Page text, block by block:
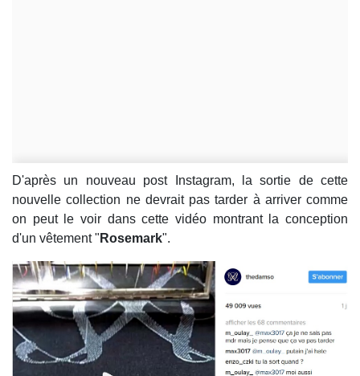
D'après un nouveau post Instagram, la sortie de cette
nouvelle collection ne devrait pas tarder à arriver comme
on peut le voir dans cette vidéo montrant la conception
d'un vêtement " Rosemark".